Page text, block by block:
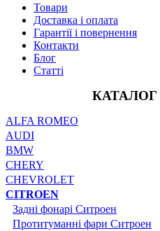
Товари
Доставка і оплата
Гарантії і повернення
Контакти
Блог
Статті
КАТАЛОГ
ALFA ROMEO
AUDI
BMW
CHERY
CHEVROLET
CITROEN
Задні фонарі Ситроен
Протитуманні фари Ситроен